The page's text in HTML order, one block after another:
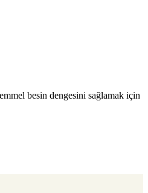
besin dengesini sağlamak için